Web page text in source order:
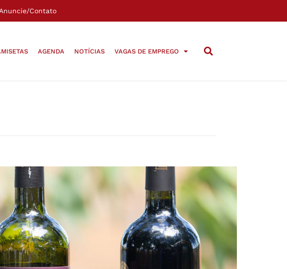
Anuncie/Contato
AGENDA NOTÍCIAS VAGAS DE EMPREGO